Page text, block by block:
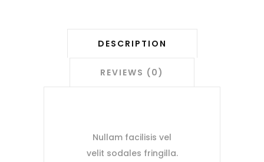
DESCRIPTION
REVIEWS (0)
Nullam facilisis vel
velit sodales fringilla.